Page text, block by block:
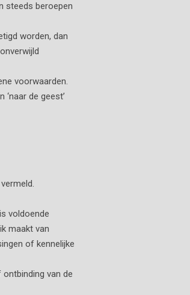
steeds beroepen
worden, dan
voorwaarden.
de geest’
voldoende
maakt van
of kennelijke
van de